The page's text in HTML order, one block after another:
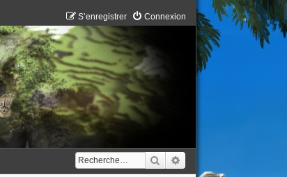
Connexion
S’enregistrer
Rechercher